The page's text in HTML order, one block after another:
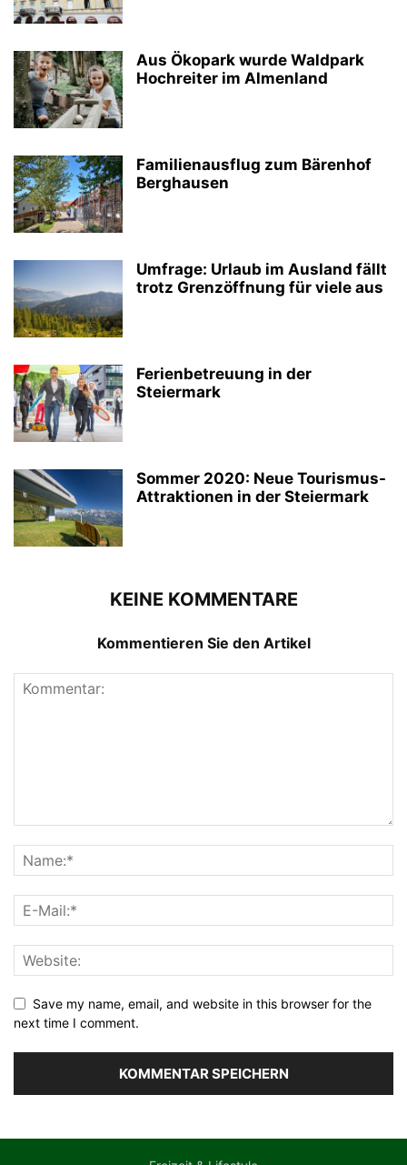
Aus Ökopark wurde Waldpark
Hochreiter im Almenland
Familienausflug zum Bärenhof
Berghausen
Umfrage: Urlaub im Ausland fällt
trotz Grenzöffnung für viele aus
Ferienbetreuung in der
Steiermark
Sommer 2020: Neue Tourismus-
Attraktionen in der Steiermark
KEINE KOMMENTARE
Kommentieren Sie den Artikel
Save my name, email, and website in this browser for the
next time I comment.